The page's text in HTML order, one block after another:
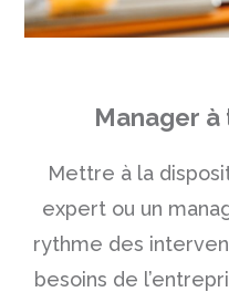
Manager
Mettre à la
expert ou un
rythme des
besoins de